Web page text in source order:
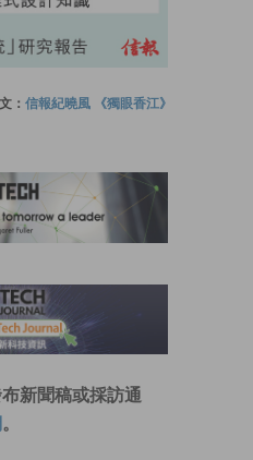
： 信報紀曉風 《獨眼香江》
新聞稿或採訪通
。